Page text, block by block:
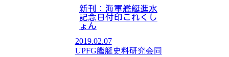
新刊：海軍艦艇進水
記念日付印これくし
ょん
2019.02.07
UPFG艦艇史料研究会同